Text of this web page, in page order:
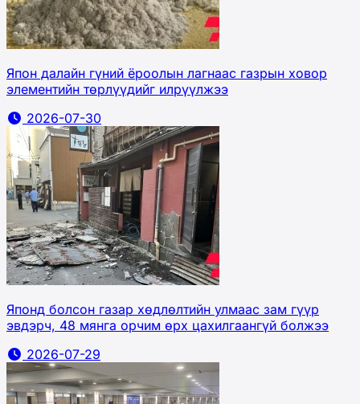
Япон далайн гүний ёроолын лагнаас газрын ховор
элементийн төрлүүдийг илрүүлжээ
2026-07-30
Японд болсон газар хөдлөлтийн улмаас зам гүүр
эвдэрч, 48 мянга орчим өрх цахилгаангүй болжээ
2026-07-29